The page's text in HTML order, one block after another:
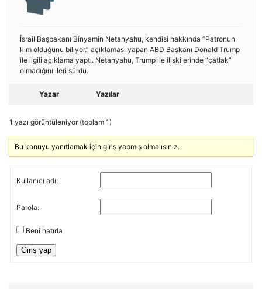
İsrail Başbakanı Binyamin Netanyahu, kendisi hakkında “Patronun
kim olduğunu biliyor.” açıklaması yapan ABD Başkanı Donald Trump
ile ilgili açıklama yaptı. Netanyahu, Trump ile ilişkilerinde “çatlak”
olmadığını ileri sürdü.
Yazar Yazılar
1 yazı görüntüleniyor (toplam 1)
Bu konuyu yanıtlamak için giriş yapmış olmalısınız.
Kullanıcı adı:
Parola:
Beni hatırla
Giriş yap